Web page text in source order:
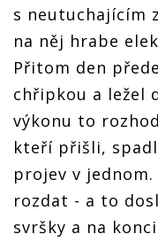
s neutuchajícím
na něj hrabe
Přitom den
chřipkou a ležel
výkonu to
kteří přišli,
projev v jednom.
rozdat - a to
svršky a na